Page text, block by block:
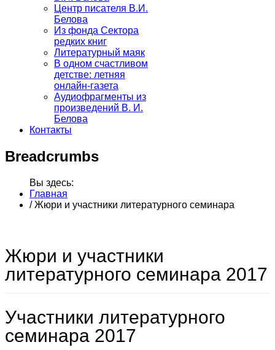
Центр писателя В.И.
Белова
Из фонда Сектора
редких книг
Литературный маяк
В одном счастливом
детстве: летняя
онлайн-газета
Аудиофрагменты из
произведений В. И.
Белова
Контакты
Breadcrumbs
Вы здесь:
Главная
/ Жюри и участники литературного семинара
Жюри и участники
литературного семинара 2017
Участники литературного
семинара 2017